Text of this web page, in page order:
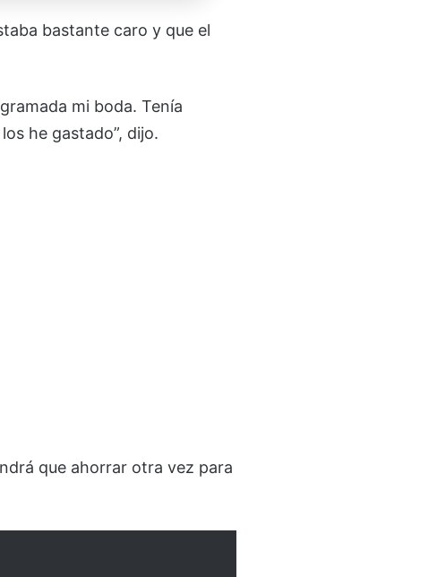
bastante caro y que el
mi boda. Tenía
he gastado”, dijo.
que ahorrar otra vez para